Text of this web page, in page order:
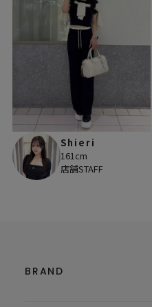
Shieri
161cm
店舗STAFF
BRAND